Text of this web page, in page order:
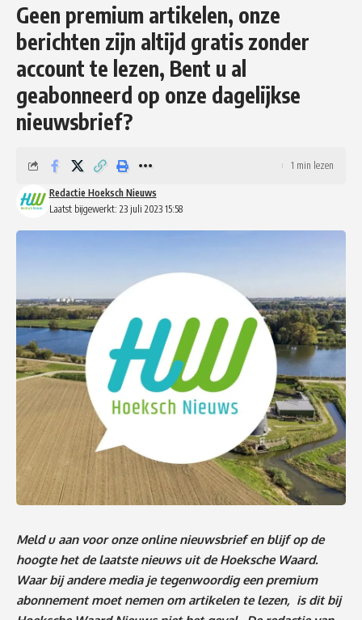
Geen premium artikelen, onze
berichten zijn altijd gratis zonder
account te lezen, Bent u al
geabonneerd op onze dagelijkse
nieuwsbrief?
Laatst bijgewerkt: 23 juli 2023 15:58
Redactie Hoeksch Nieuws
1 min lezen
Meld u aan voor onze online nieuwsbrief en blijf op de
hoogte het de laatste nieuws uit de Hoeksche Waard.
Waar bij andere media je tegenwoordig een premium
abonnement moet nemen om artikelen te lezen, is dit bij